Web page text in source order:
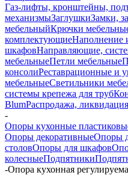
Газ-лифты, кронштейны,
механизмыЗаглушкиЗамки,
мебельныйКрючки
комплектующиеНаполнение
шкафовНаправляющие,
мебельныеПетли мебельные
консолиРеставрационные и
мебельныеСветильники
системы крепежа для труб
BlumРаспродажа, ликвидация
-
Опоры кухонные
Опоры декоративныеОпоры
столовОпоры для шкафов
колесныеПодпятники
-Опора кухонная